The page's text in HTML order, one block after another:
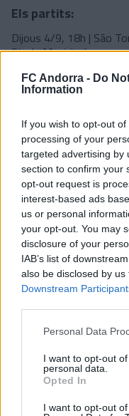
FC Andorra - Do
Information
If you wish to opt-out
processing of your
targeted advertising by
section to confirm your
opt-out request is
interest-based ads
us or personal
your opt-out. You may
disclosure of your
IAB’s list of
also be disclosed by
Downstream
Personal Data
I want to opt-out
personal data.
Opted In
I want to opt-out
Els partits:
Dijous 4/9, 18h | São
Stade Municipal
Diumenge 7/9, 11h |
Malabo
Notícies
una